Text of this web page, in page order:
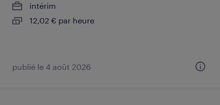
intérim
12,02 € par heure
publié le 4 août 2026